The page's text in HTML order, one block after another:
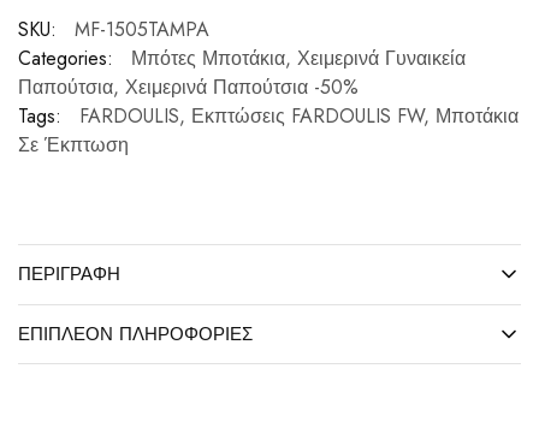
SKU:
MF-1505TAMPA
Categories:
Μπότες Μποτάκια, Χειμερινά Γυναικεία
Παπούτσια, Χειμερινά Παπούτσια -50%
Tags:
FARDOULIS, Εκπτώσεις FARDOULIS FW, Μποτάκια
Σε Έκπτωση
ΠΕΡΙΓΡΑΦΉ
ΕΠΙΠΛΈΟΝ ΠΛΗΡΟΦΟΡΊΕΣ